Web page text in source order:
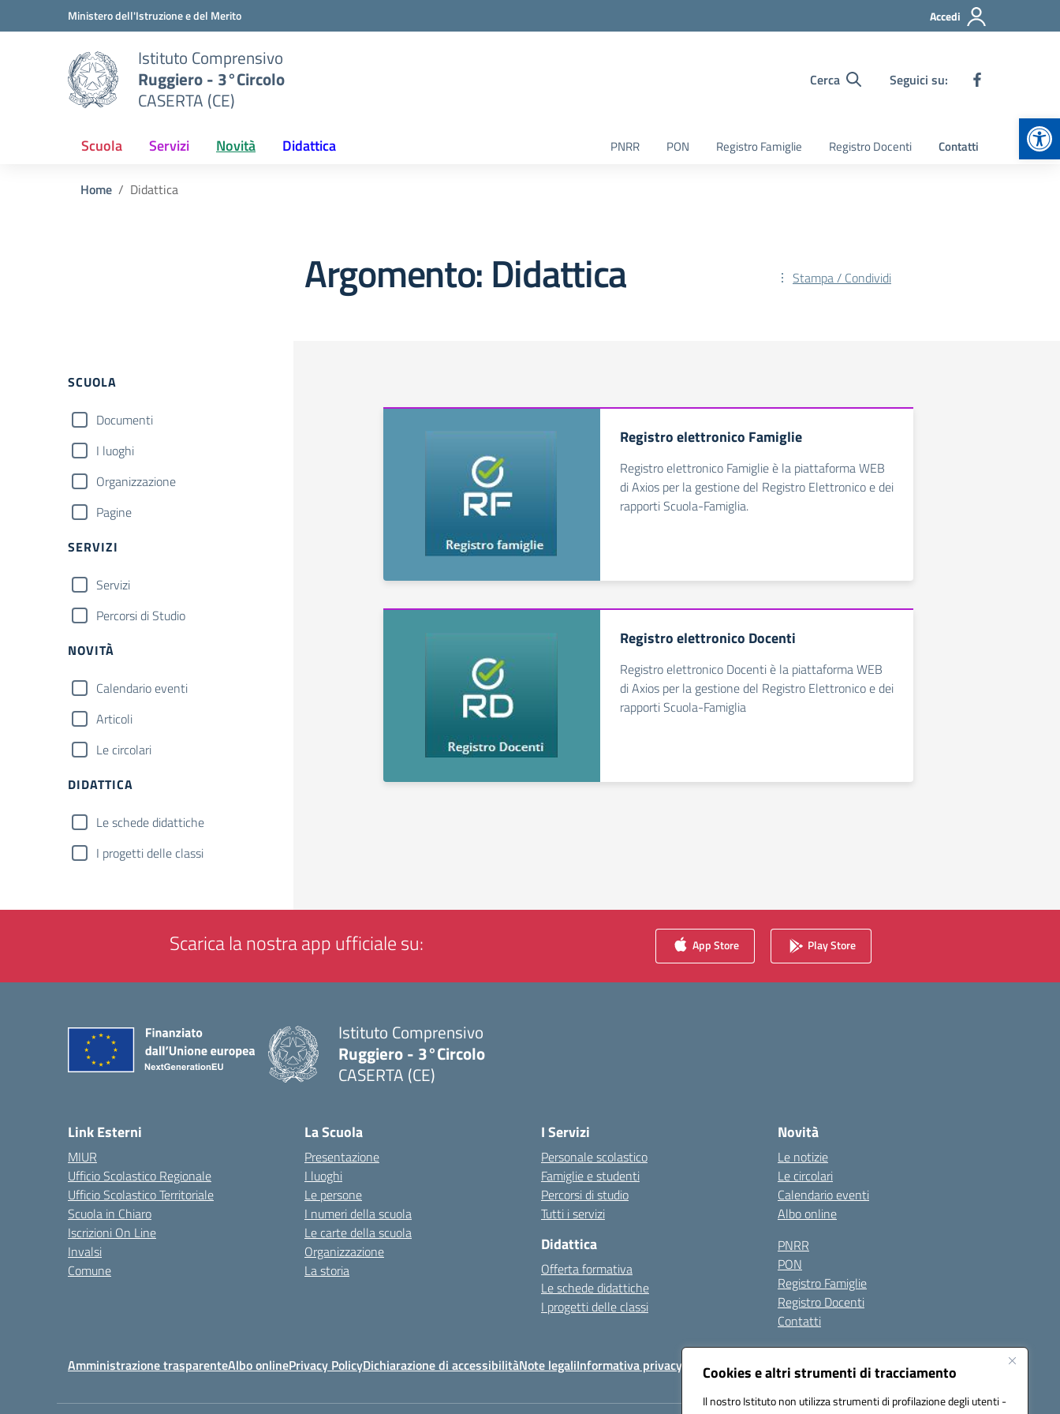
Cookies e altri strumenti di tracciamento
Il nostro Istituto non utilizza strumenti di profilazione degli utenti -
Vai ai contenuti
Vai al menu di navigazioneMinistero dell'Istruzione e del Merito Accedi
Istituto Comprensivo
Ruggiero - 3°Circolo
CASERTA (CE)
Cerca Seguici su:
Scuola Servizi Novità Didattica PNRR PON Registro Famiglie Registro Docenti Contatti
Home Didattica
Argomento: Didattica Stampa / Condividi
Filtri
SCUOLA
Documenti
I luoghi
Organizzazione
Pagine
SERVIZI
Servizi
Percorsi di Studio
NOVITÀ
Calendario eventi
Articoli
Le circolari
DIDATTICA
Le schede didattiche
I progetti delle classi
Registro elettronico Famiglie
Registro elettronico Famiglie è la piattaforma WEB
di Axios per la gestione del Registro Elettronico e dei
rapporti Scuola-Famiglia.
Registro elettronico Docenti
Registro elettronico Docenti è la piattaforma WEB
di Axios per la gestione del Registro Elettronico e dei
rapporti Scuola-Famiglia
Scarica la nostra app ufficiale su: App Store Play Store
Istituto Comprensivo
Ruggiero - 3°Circolo
CASERTA (CE)
Link Esterni
MIUR
Ufficio Scolastico Regionale
Ufficio Scolastico Territoriale
Scuola in Chiaro
Iscrizioni On Line
Invalsi
Comune
La Scuola
Presentazione
I luoghi
Le persone
I numeri della scuola
Le carte della scuola
Organizzazione
La storia
I Servizi
Personale scolastico
Famiglie e studenti
Percorsi di studio
Tutti i servizi
Didattica
Offerta formativa
Le schede didattiche
I progetti delle classi
Novità
Le notizie
Le circolari
Calendario eventi
Albo online
PNRR
PON
Registro Famiglie
Registro Docenti
Contatti
Amministrazione trasparenteAlbo onlinePrivacy PolicyDichiarazione di accessibilitàNote legaliInformativa privacy Seguici su: